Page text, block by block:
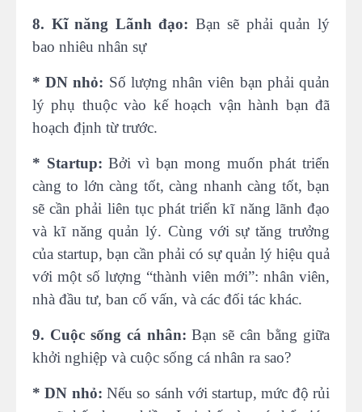
8. Kĩ năng Lãnh đạo: Bạn sẽ phải quản lý
bao nhiêu nhân sự
* DN nhỏ: Số lượng nhân viên bạn phải quản
lý phụ thuộc vào kế hoạch vận hành bạn đã
hoạch định từ trước.
* Startup:Bởi vì bạn mong muốn phát triển
càng to lớn càng tốt, càng nhanh càng tốt, bạn
sẽ cần phải liên tục phát triển kĩ năng lãnh đạo
và kĩ năng quản lý. Cùng với sự tăng trưởng
của startup, bạn cần phải có sự quản lý hiệu quả
với một số lượng “thành viên mới”: nhân viên,
nhà đầu tư, ban cố vấn, và các đối tác khác.
9. Cuộc sống cá nhân: Bạn sẽ cân bằng giữa
khởi nghiệp và cuộc sống cá nhân ra sao?
* DN nhỏ: Nếu so sánh với startup, mức độ rủi